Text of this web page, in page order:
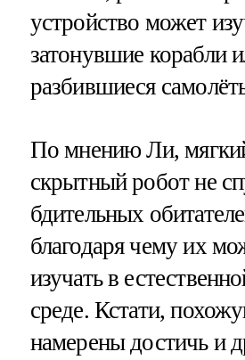
устройство может
затонувшие корабли
разбившиеся
По мнению Ли,
скрытный робот не
бдительных
благодаря чему их
изучать в
среде. Кстати,
намерены достичь и